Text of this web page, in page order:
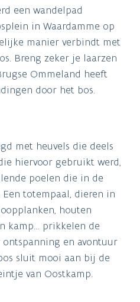
een wandelpad
in Waardamme op
manier verbindt met
Breng zeker je laarzen
Ommeland heeft
door het bos.
met heuvels die deels
hiervoor gebruikt werd,
poelen die in de
totempaal, dieren in
houten
kamp… prikkelen de
en avontuur
sluit mooi aan bij de
van Oostkamp.